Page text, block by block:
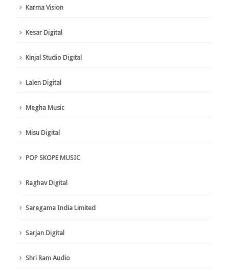
Karma Vision
Kesar Digital
Kinjal Studio Digital
Lalen Digital
Megha Music
Misu Digital
POP SKOPE MUSIC
Raghav Digital
Saregama India Limited
Sarjan Digital
Shri Ram Audio